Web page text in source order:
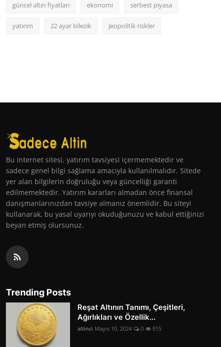
güncel altın fiyatları ekonomi serbest piyasa
yatırım 22 ayar bilezik Jeopolitik riskler
Bu internet sitesi, yatırım tavsiyesi içermemektedir ve
sadece genel bilgi sağlama amacıyla kullanılmalıdır. Sitede
yer alan bilgilerin doğruluğu veya güncelliği garanti
edilmemektedir. Yatırım kararları almadan önce finansal
danışmanlarınızdan tavsiye almanız önemlidir. Bu siteyi
kullanarak, bu yasal uyarıyı okuduğunuzu ve kabul ettiğinizi
beyan etmiş olursunuz.
Trending Posts
Reşat Altının Tanımı, Çeşitleri,
Ağırlıkları ve Özellik...
altinci Mayıs 10, 2024 0 915